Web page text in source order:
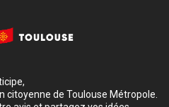
citoyenne de Toulouse Métropole.